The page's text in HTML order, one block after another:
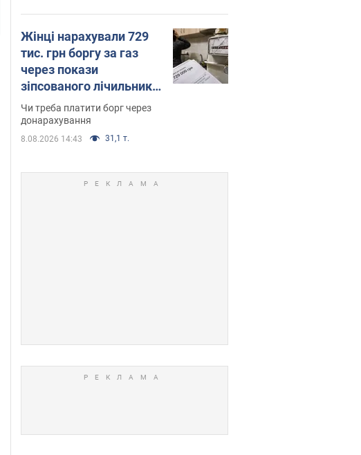
Жінці нарахували 729
тис. грн боргу за газ
через покази
зіпсованого лічильника:
суддя ухвалив
неочікуване рішення
Чи треба платити борг через
донарахування
8.08.2026 14:43 31,1 т.